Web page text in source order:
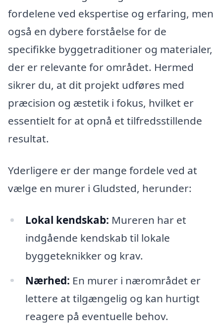
fordelene ved ekspertise og erfaring, men
også en dybere forståelse for de
specifikke byggetraditioner og materialer,
der er relevante for området. Hermed
sikrer du, at dit projekt udføres med
præcision og æstetik i fokus, hvilket er
essentielt for at opnå et tilfredsstillende
resultat.
Yderligere er der mange fordele ved at
vælge en murer i Gludsted, herunder:
Lokal kendskab: Mureren har et
indgående kendskab til lokale
byggeteknikker og krav.
Nærhed: En murer i nærområdet er
lettere at tilgængelig og kan hurtigt
reagere på eventuelle behov.